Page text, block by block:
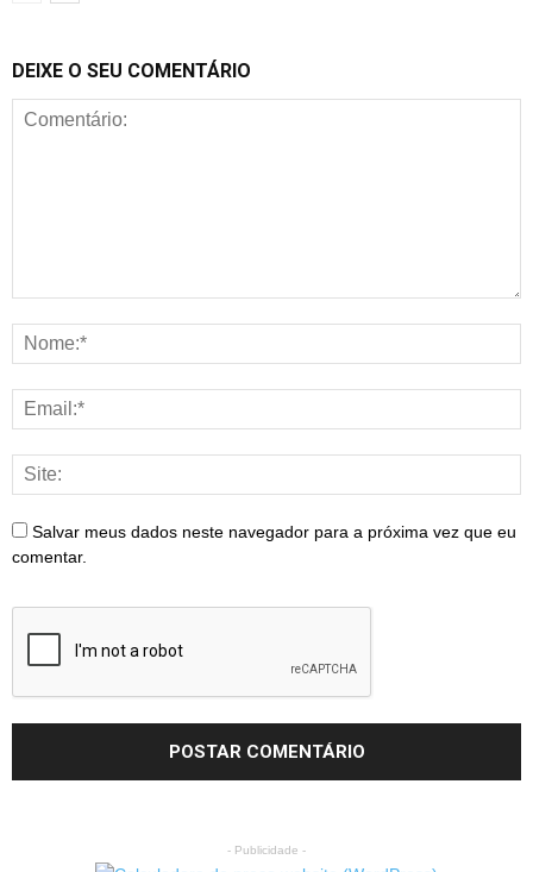
DEIXE O SEU COMENTÁRIO
Salvar meus dados neste navegador para a próxima vez que eu
comentar.
- Publicidade -